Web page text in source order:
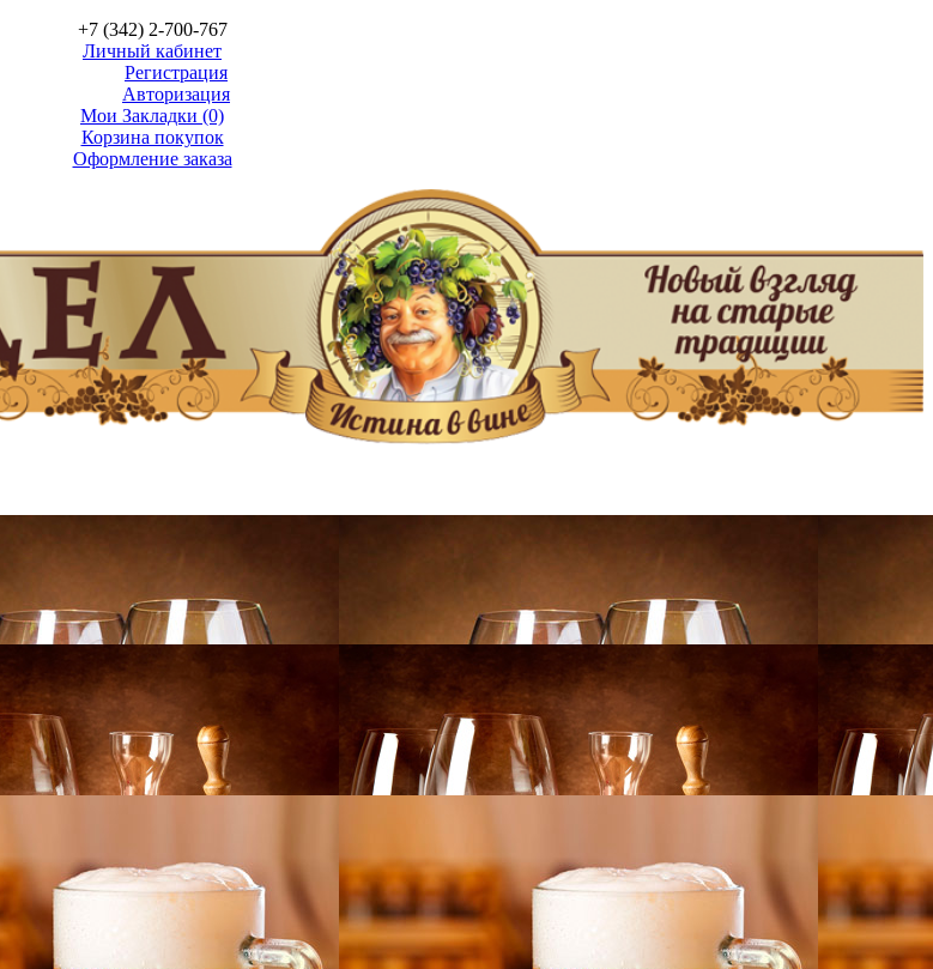
+7 (342) 2-700-767
Личный кабинет
Регистрация
Авторизация
Мои Закладки (0)
Корзина покупок
Оформление заказа